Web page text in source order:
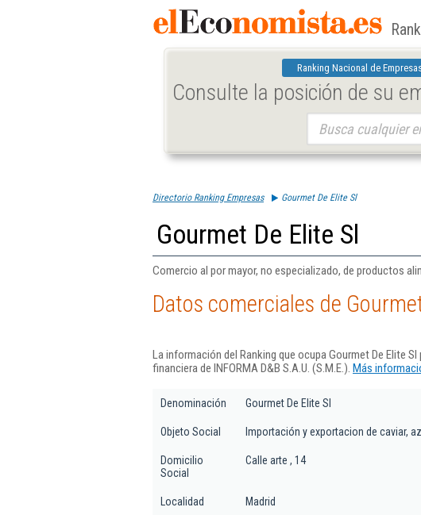
Ranking Nacional de
Consulte la posición de su
Directorio Ranking Empresas Gourmet De Elite Sl
Gourmet De Elite Sl
Comercio al por mayor, no especializado, de productos
Datos comerciales de
La información del Ranking que ocupa Gourmet De Elite
financiera de INFORMA D&B S.A.U. (S.M.E.). Más
Denominación Gourmet De Elite Sl
Objeto Social Importación y exportacion de caviar,
Domicilio
Social
Calle arte , 14
Localidad Madrid